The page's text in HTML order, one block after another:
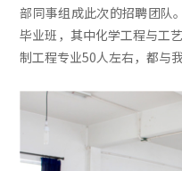
部同事组成此次的招聘团队
毕业班，其中化学工程与工
制工程专业50人左右，都与